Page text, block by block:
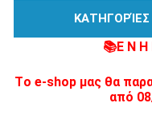
ΚΑΤΗΓΟΡΊΕΣ
📚Ε Ν
Tο e-shop μας θα
από